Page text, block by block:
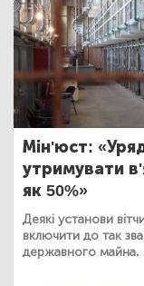
Мін'юст:
утримувати
як 50%»
Деякі установи
включити до так
державного майна.